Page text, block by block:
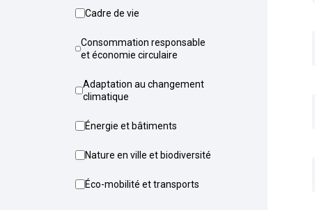
Cadre de vie
Consommation responsable
et économie circulaire
Adaptation au changement
climatique
Énergie et bâtiments
Nature en ville et biodiversité
Éco-mobilité et transports